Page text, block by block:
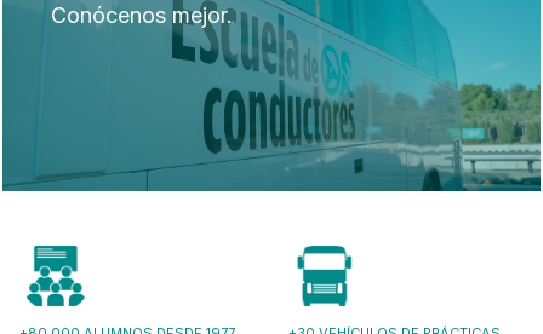
Conócenos mejor.